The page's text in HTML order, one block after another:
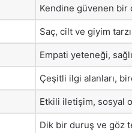
Kendine güvenen bir
Saç, cilt ve giyim
Empati yeteneği,
Çeşitli ilgi alanları,
Etkili iletişim, sosyal
Dik bir duruş ve göz